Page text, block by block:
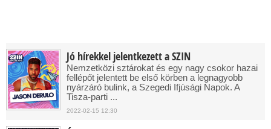
Jó hírekkel jelentkezett a SZIN
Nemzetközi sztárokat és egy nagy csokor hazai
fellépőt jelentett be első körben a legnagyobb
nyárzáró bulink, a Szegedi Ifjúsági Napok. A
Tisza-parti ...
2022-02-15 12:30